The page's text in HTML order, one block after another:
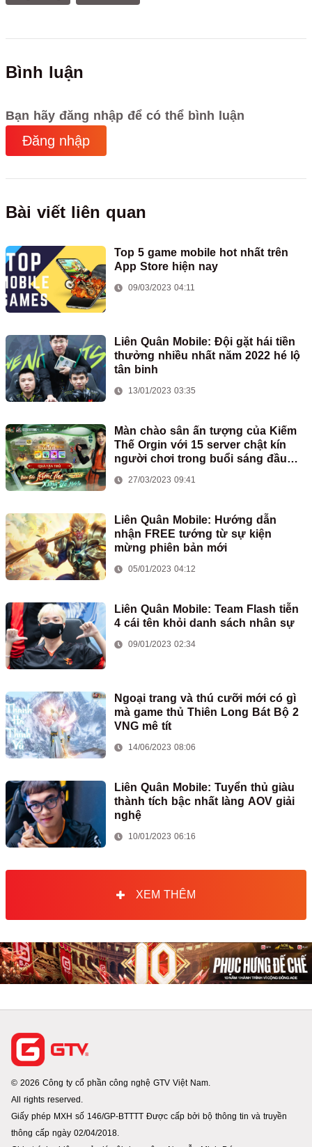
Bình luận
Bạn hãy đăng nhập để có thể bình luận
Đăng nhập
Bài viết liên quan
Top 5 game mobile hot nhất trên
App Store hiện nay
09/03/2023 04:11
Liên Quân Mobile: Đội gặt hái tiền
thưởng nhiều nhất năm 2022 hé lộ
tân binh
13/01/2023 03:35
Màn chào sân ấn tượng của Kiếm
Thế Orgin với 15 server chật kín
người chơi trong buổi sáng đầu
tiên ra mắt
27/03/2023 09:41
Liên Quân Mobile: Hướng dẫn
nhận FREE tướng từ sự kiện
mừng phiên bản mới
05/01/2023 04:12
Liên Quân Mobile: Team Flash tiễn
4 cái tên khỏi danh sách nhân sự
09/01/2023 02:34
Ngoại trang và thú cưỡi mới có gì
mà game thủ Thiên Long Bát Bộ 2
VNG mê tít
14/06/2023 08:06
Liên Quân Mobile: Tuyển thủ giàu
thành tích bậc nhất làng AOV giải
nghệ
10/01/2023 06:16
XEM THÊM
© 2026 Công ty cổ phần công nghệ GTV Việt Nam.
All rights reserved.
Giấy phép MXH số 146/GP-BTTTT Được cấp bởi bộ thông tin và truyền
thông cấp ngày 02/04/2018.